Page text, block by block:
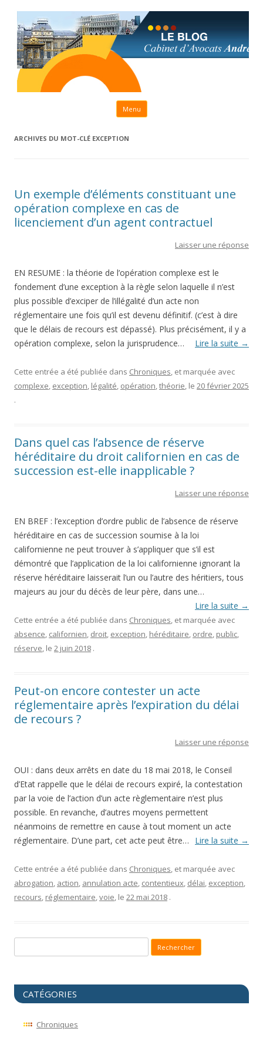
Menu Aller au contenu principal
ARCHIVES DU MOT-CLÉ EXCEPTION
Un exemple d’éléments constituant une
opération complexe en cas de
licenciement d’un agent contractuel
Laisser une réponse
EN RESUME : la théorie de l’opération complexe est le
fondement d’une exception à la règle selon laquelle il n’est
plus possible d’exciper de l’illégalité d’un acte non
réglementaire une fois qu’il est devenu définitif. (c’est à dire
que le délais de recours est dépassé). Plus précisément, il y a
opération complexe, selon la jurisprudence…
Lire la suite →
Cette entrée a été publiée dans Chroniques, et marquée avec
complexe, exception, légalité, opération,théorie, le 20 février 2025
.
Dans quel cas l’absence de réserve
héréditaire du droit californien en cas de
succession est-elle inapplicable ?
Laisser une réponse
EN BREF : l’exception d’ordre public de l’absence de réserve
héréditaire en cas de succession soumise à la loi
californienne ne peut trouver à s’appliquer que s’il est
démontré que l’application de la loi californienne ignorant la
réserve héréditaire laisserait l’un ou l’autre des héritiers, tous
majeurs au jour du décès de leur père, dans une…
Lire la suite →
Cette entrée a été publiée dans Chroniques, et marquée avec
absence, californien, droit, exception, héréditaire, ordre, public,
réserve, le 2 juin 2018 .
Peut-on encore contester un acte
réglementaire après l’expiration du délai
de recours ?
Laisser une réponse
OUI : dans deux arrêts en date du 18 mai 2018, le Conseil
d’Etat rappelle que le délai de recours expiré, la contestation
par la voie de l’action d’un acte règlementaire n’est plus
possible. En revanche, d’autres moyens permettent
néanmoins de remettre en cause à tout moment un acte
réglementaire. D’une part, cet acte peut être…
Lire la suite →
Cette entrée a été publiée dans Chroniques , et marquée avec
abrogation action annulation acte contentieux délai exception
recours réglementaire voie , le 22 mai 2018 .
CATÉGORIES
Chroniques